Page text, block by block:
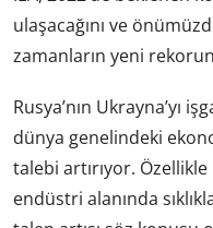
ulaşacağını ve
zamanların yeni
Rusya’nın Ukrayna’yı
dünya genelindeki
talebi artırıyor.
endüstri alanında